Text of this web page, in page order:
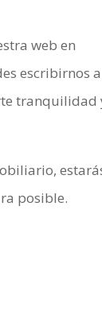
web en
escribirnos
tranquilidad
posible.